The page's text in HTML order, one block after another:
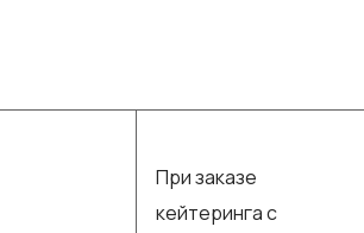
При заказе
кейтеринга с